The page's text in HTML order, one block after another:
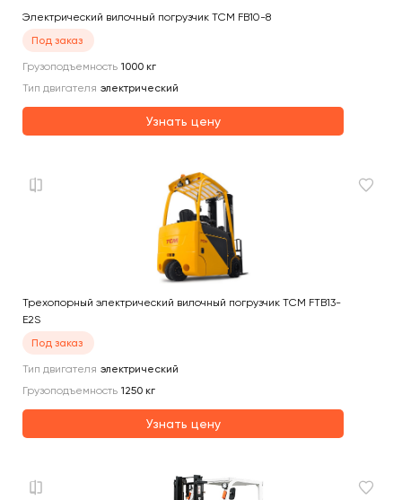
Электрический вилочный погрузчик TCM FB10-8
Под заказ
Грузоподъемность 1000 кг
Тип двигателя электрический
Узнать цену
Трехопорный электрический вилочный погрузчик TCM FTB13-
E2S
Под заказ
Тип двигателя электрический
Грузоподъемность 1250 кг
Узнать цену